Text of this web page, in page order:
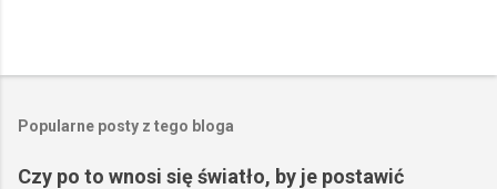
Popularne posty z tego bloga
Czy po to wnosi się światło, by je postawić